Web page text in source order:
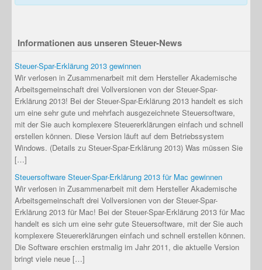
Informationen aus unseren Steuer-News
Steuer-Spar-Erklärung 2013 gewinnen
Wir verlosen in Zusammenarbeit mit dem Hersteller Akademische
Arbeitsgemeinschaft drei Vollversionen von der Steuer-Spar-
Erklärung 2013! Bei der Steuer-Spar-Erklärung 2013 handelt es sich
um eine sehr gute und mehrfach ausgezeichnete Steuersoftware,
mit der Sie auch komplexere Steuererklärungen einfach und schnell
erstellen können. Diese Version läuft auf dem Betriebssystem
Windows. (Details zu Steuer-Spar-Erklärung 2013) Was müssen Sie
[…]
Steuersoftware Steuer-Spar-Erklärung 2013 für Mac gewinnen
Wir verlosen in Zusammenarbeit mit dem Hersteller Akademische
Arbeitsgemeinschaft drei Vollversionen von der Steuer-Spar-
Erklärung 2013 für Mac! Bei der Steuer-Spar-Erklärung 2013 für Mac
handelt es sich um eine sehr gute Steuersoftware, mit der Sie auch
komplexere Steuererklärungen einfach und schnell erstellen können.
Die Software erschien erstmalig im Jahr 2011, die aktuelle Version
bringt viele neue […]